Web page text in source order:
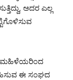
ಅದರ ಎಲ್ಲ
“ಮಹಿಳೆಯರಿಂದ
ಈ ಸಂಘದ